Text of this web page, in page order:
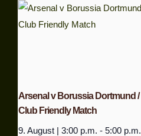
Arsenal v Borussia Dortmund /
Club Friendly Match
9. August | 3:00 p.m. - 5:00 p.m.